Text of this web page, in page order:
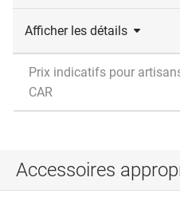
Afficher les détails
Prix indicatifs pour
CAR
Accessoires